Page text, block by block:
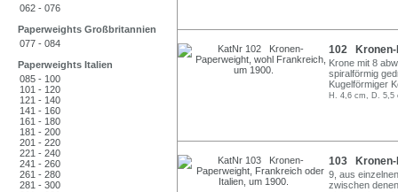
062 - 076
Paperweights Großbritannien
077 - 084
Paperweights Italien
085 - 100
101 - 120
121 - 140
141 - 160
161 - 180
181 - 200
201 - 220
221 - 240
241 - 260
261 - 280
281 - 300
102 Kronen-
Krone mit 8
spiralförmig
Kugelförmiger
H. 4,6 cm, D. 5,5
103 Kronen-
9, aus
zwischen